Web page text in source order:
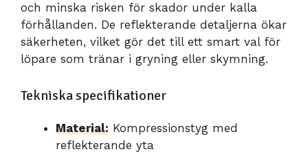
och minska risken för skador under kalla
förhållanden. De reflekterande detaljerna ökar
säkerheten, vilket gör det till ett smart val för
löpare som tränar i gryning eller skymning.
Tekniska specifikationer
Material: Kompressionstyg med
reflekterande yta